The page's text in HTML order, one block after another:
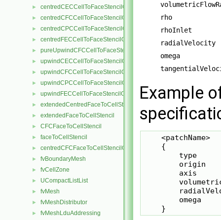
► centredCECCellToFaceStencilObject
► centredCFCCellToFaceStencilObject
► centredCPCCellToFaceStencilObject
► centredFECCellToFaceStencilObject
► pureUpwindCFCCellToFaceStencilObject
► upwindCECCellToFaceStencilObject
► upwindCFCCellToFaceStencilObject
► upwindCPCCellToFaceStencilObject
► upwindFECCellToFaceStencilObject
► extendedCentredFaceToCellStencil
► extendedFaceToCellStencil
► CFCFaceToCellStencil
► faceToCellStencil
► centredCFCFaceToCellStencilObject
► fvBoundaryMesh
► fvCellZone
► UCompactListList
► fvMesh
► fvMeshDistributor
► fvMeshLduAddressing
rho
rhoInlet
radialVelocity
omega
Example
    <patchName>
    {
type
origin
axis
omega
    }